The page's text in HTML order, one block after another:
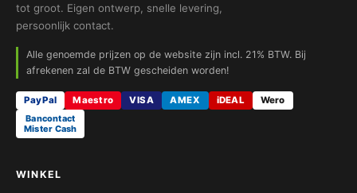
tot groot. Eigen ontwerp, snelle levering,
persoonlijk contact.
Alle genoemde prijzen op de website zijn incl. 21% BTW. Bij
afrekenen zal de BTW gescheiden worden!
PayPal Maestro VISA AMEX iDEAL
Wero
Bancontact
Mister Cash
WINKEL